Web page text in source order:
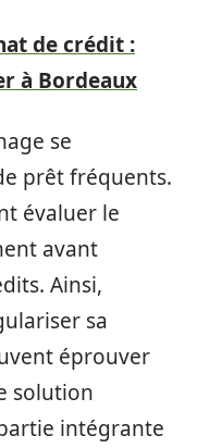
de crédit :
à Bordeaux
se
prêt fréquents.
évaluer le
avant
Ainsi,
sa
éprouver
solution
intégrante